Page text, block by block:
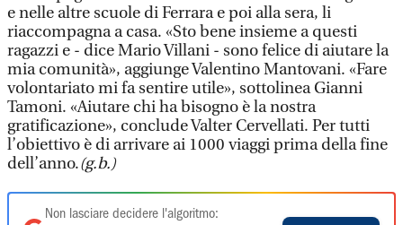
e nelle altre scuole di Ferrara e poi alla sera, li
riaccompagna a casa. «Sto bene insieme a questi
ragazzi e - dice Mario Villani - sono felice di aiutare la
mia comunità», aggiunge Valentino Mantovani. «Fare
volontariato mi fa sentire utile», sottolinea Gianni
Tamoni. «Aiutare chi ha bisogno è la nostra
gratificazione», conclude Valter Cervellati. Per tutti
l’obiettivo è di arrivare ai 1000 viaggi prima della fine
dell’anno.(g.b.)
Non lasciare decidere l'algoritmo: